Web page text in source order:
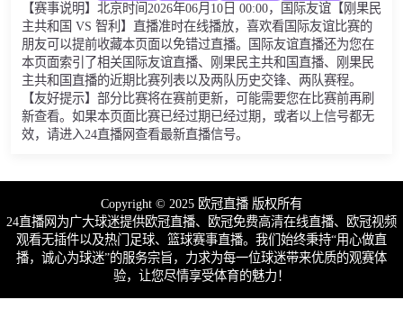
【赛事说明】北京时间2026年06月10日 00:00，国际友谊【刚果民
主共和国 VS 智利】直播准时在线播放，喜欢看国际友谊比赛的
朋友可以提前收藏本页面以免错过直播。国际友谊直播还为您在
本页面索引了相关国际友谊直播、刚果民主共和国直播、刚果民
主共和国直播的近期比赛列表以及两队历史交锋、两队赛程。
【友好提示】部分比赛将在赛前更新，可能需要您在比赛前再刷
新查看。如果本页面比赛已经过期已经过期，或者以上信号都无
效，请进入24直播网查看最新直播信号。
Copyright © 2025 欧冠直播 版权所有
24直播网为广大球迷提供欧冠直播、欧冠免费高清在线直播、欧冠视频
观看无插件以及热门足球、篮球赛事直播。我们始终秉持“用心做直
播，诚心为球迷”的服务宗旨，力求为每一位球迷带来优质的观赛体
验，让您尽情享受体育的魅力！